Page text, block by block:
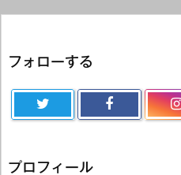
フォローする
プロフィール